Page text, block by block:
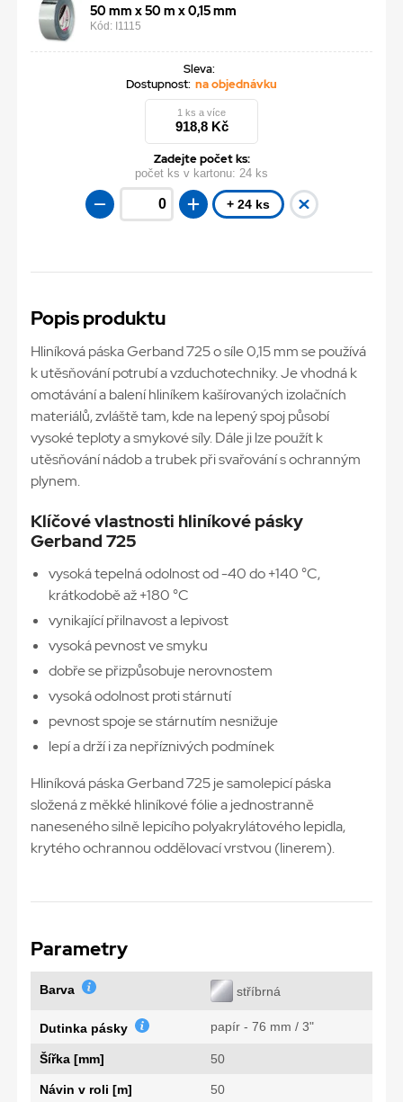
50 mm x 50 m x 0,15 mm
Kód: I1115
Sleva:
Dostupnost: na objednávku
1 ks a více
918,8 Kč
Zadejte počet ks:
počet ks v kartonu: 24 ks
+ 24 ks
Popis produktu
Hliníková páska Gerband 725 o síle 0,15 mm se používá
k utěsňování potrubí a vzduchotechniky. Je vhodná k
omotávání a balení hliníkem kašírovaných izolačních
materiálů, zvláště tam, kde na lepený spoj působí
vysoké teploty a smykové síly. Dále ji lze použít k
utěsňování nádob a trubek při svařování s ochranným
plynem.
Klíčové vlastnosti hliníkové pásky
Gerband 725
vysoká tepelná odolnost od -40 do +140 °C,
krátkodobě až +180 °C
vynikající přilnavost a lepivost
vysoká pevnost ve smyku
dobře se přizpůsobuje nerovnostem
vysoká odolnost proti stárnutí
pevnost spoje se stárnutím nesnižuje
lepí a drží i za nepříznivých podmínek
Hliníková páska Gerband 725 je samolepicí páska
složená z měkké hliníkové fólie a jednostranně
naneseného silně lepicího polyakrylátového lepidla,
krytého ochrannou oddělovací vrstvou (linerem).
Parametry
Barva stříbrná
Dutinka pásky papír - 76 mm / 3"
Šířka [mm] 50
Návin v roli [m] 50